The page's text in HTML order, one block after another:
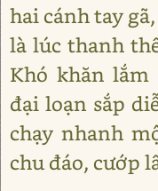
hai cánh tay
là lúc thanh
Khó khăn
đại loạn sắp
chạy nhanh
chu đáo, cướp